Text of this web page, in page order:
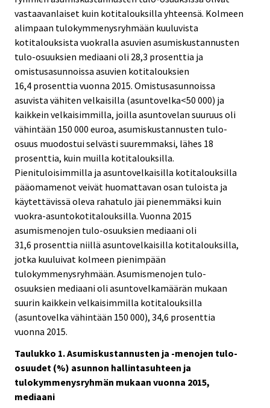
vastaavanlaiset kuin kotitalouksilla yhteensä. Kolmeen
alimpaan tulokymmenysryhmään kuuluvista
kotitalouksista vuokralla asuvien asumiskustannusten
tulo-osuuksien mediaani oli 28,3 prosenttia ja
omistusasunnoissa asuvien kotitalouksien
16,4 prosenttia vuonna 2015. Omistusasunnoissa
asuvista vähiten velkaisilla (asuntovelka<50 000) ja
kaikkein velkaisimmilla, joilla asuntovelan suuruus oli
vähintään 150 000 euroa, asumiskustannusten tulo-
osuus muodostui selvästi suuremmaksi, lähes 18
prosenttia, kuin muilla kotitalouksilla.
Pienituloisimmilla ja asuntovelkaisilla kotitalouksilla
pääomamenot veivät huomattavan osan tuloista ja
käytettävissä oleva rahatulo jäi pienemmäksi kuin
vuokra-asuntokotitalouksilla. Vuonna 2015
asumismenojen tulo-osuuksien mediaani oli
31,6 prosenttia niillä asuntovelkaisilla kotitalouksilla,
jotka kuuluivat kolmeen pienimpään
tulokymmenysryhmään. Asumismenojen tulo-
osuuksien mediaani oli asuntovelkamäärän mukaan
suurin kaikkein velkaisimmilla kotitalouksilla
(asuntovelka vähintään 150 000), 34,6 prosenttia
vuonna 2015.
Taulukko 1. Asumiskustannusten ja -menojen tulo-
osuudet (%) asunnon hallintasuhteen ja
tulokymmenysryhmän mukaan vuonna 2015,
mediaani